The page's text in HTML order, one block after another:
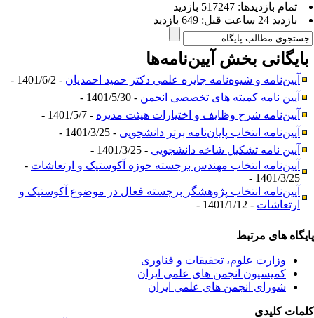
تمام بازديد‌ها: 517247 بازدید
بازديد 24 ساعت قبل: 649 بازدید
بخش آیین‌نامه‌ها
آیین‌نامه و شیوه‌نامه جایزه علمی دکتر حمید احمدیان- 1401/6/2 -
آیین نامه کمیته های تخصصی انجمن- 1401/5/30 -
آیین‌نامه شرح وظایف و اختیارات هیئت مدیره - 1401/5/7 -
آیین‌نامه انتخاب پایان‌نامه برتر دانشجویی- 1401/3/25 -
آیین نامه تشکیل شاخه دانشجویی- 1401/3/25 -
آیین‌نامه انتخاب مهندس برجسته حوزه آکوستیک و ارتعاشات-
1401/3/25 -
آیین‌نامه انتخاب پژوهشگر برجسته فعال در موضوع آکوستیک و
ارتعاشات- 1401/1/12 -
های مرتبط
وزارت علوم، تحقیقات و فناوری
کمیسیون انجمن های علمی ایران
شورای انجمن های علمی ایران
کلیدی